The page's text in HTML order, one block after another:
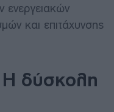
ενεργειακών
και επιτάχυνσης
Η δύσκολη